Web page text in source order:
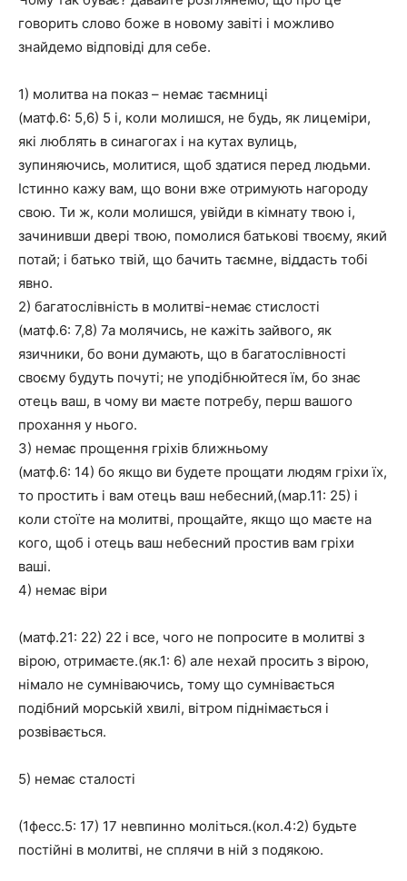
говорить слово боже в новому завіті і можливо
знайдемо відповіді для себе.
1) молитва на показ – немає таємниці
(матф.6: 5,6) 5 і, коли молишся, не будь, як лицеміри,
які люблять в синагогах і на кутах вулиць,
зупиняючись, молитися, щоб здатися перед людьми.
Істинно кажу вам, що вони вже отримують нагороду
свою. Ти ж, коли молишся, увійди в кімнату твою і,
зачинивши двері твою, помолися батькові твоєму, який
потай; і батько твій, що бачить таємне, віддасть тобі
явно.
2) багатослівність в молитві-немає стислості
(матф.6: 7,8) 7а молячись, не кажіть зайвого, як
язичники, бо вони думають, що в багатослівності
своєму будуть почуті; не уподібнюйтеся їм, бо знає
отець ваш, в чому ви маєте потребу, перш вашого
прохання у нього.
3) немає прощення гріхів ближньому
(матф.6: 14) бо якщо ви будете прощати людям гріхи їх,
то простить і вам отець ваш небесний,(мар.11: 25) і
коли стоїте на молитві, прощайте, якщо що маєте на
кого, щоб і отець ваш небесний простив вам гріхи
ваші.
4) немає віри
(матф.21: 22) 22 і все, чого не попросите в молитві з
вірою, отримаєте.(як.1: 6) але нехай просить з вірою,
німало не сумніваючись, тому що сумнівається
подібний морській хвилі, вітром піднімається і
розвівається.
5) немає сталості
(1фесс.5: 17) 17 невпинно моліться.(кол.4:2) будьте
постійні в молитві, не сплячи в ній з подякою.